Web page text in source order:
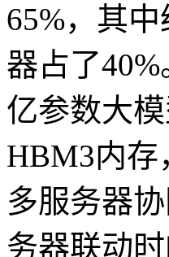
65%，其
器占了
亿参数大
HBM3内存
多服务器
务器联动